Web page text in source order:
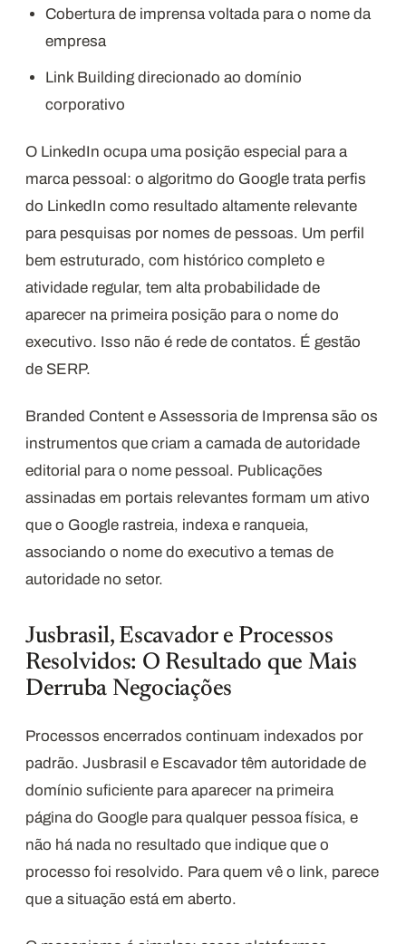
Cobertura de imprensa voltada para o nome da
empresa
Link Building direcionado ao domínio
corporativo
O LinkedIn ocupa uma posição especial para a
marca pessoal: o algoritmo do Google trata perfis
do LinkedIn como resultado altamente relevante
para pesquisas por nomes de pessoas. Um perfil
bem estruturado, com histórico completo e
atividade regular, tem alta probabilidade de
aparecer na primeira posição para o nome do
executivo. Isso não é rede de contatos. É gestão
de SERP.
Branded Content e Assessoria de Imprensa são os
instrumentos que criam a camada de autoridade
editorial para o nome pessoal. Publicações
assinadas em portais relevantes formam um ativo
que o Google rastreia, indexa e ranqueia,
associando o nome do executivo a temas de
autoridade no setor.
Jusbrasil, Escavador e Processos
Resolvidos: O Resultado que Mais
Derruba Negociações
Processos encerrados continuam indexados por
padrão. Jusbrasil e Escavador têm autoridade de
domínio suficiente para aparecer na primeira
página do Google para qualquer pessoa física, e
não há nada no resultado que indique que o
processo foi resolvido. Para quem vê o link, parece
que a situação está em aberto.